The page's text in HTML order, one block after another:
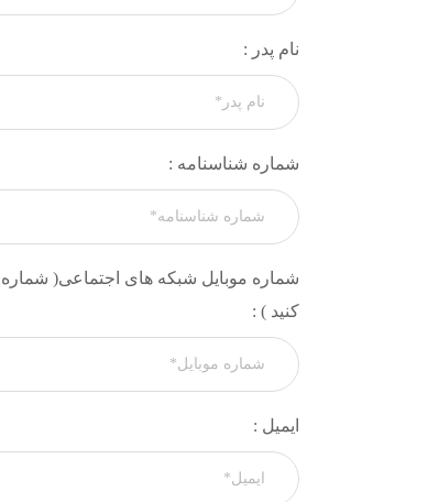
نام پدر :
شماره شناسنامه :
شماره موبایل شبکه های اجتماعی(
کنید ) :
ایمیل :